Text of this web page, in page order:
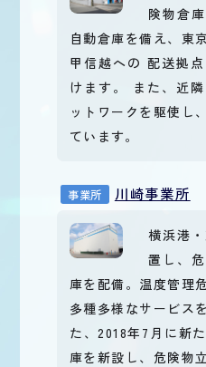
険物倉
自動倉庫を備え、東
甲信越への 配送拠
けます。 また、近
ットワークを駆使し
ています。
事業所 川崎事業所
横浜港
置し、
庫を配備。温度管理
多種多様なサービス
た、2018年7月に新
庫を新設し、危険物